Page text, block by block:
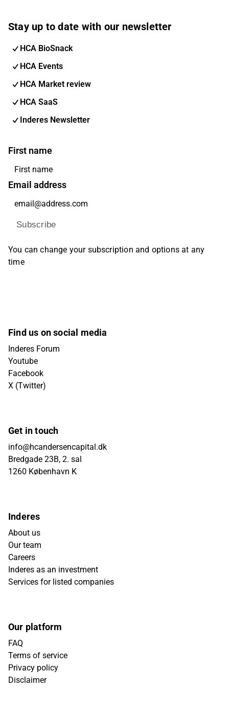
Stay up to date with our newsletter
HCA BioSnack
HCA Events
HCA Market review
HCA SaaS
Inderes Newsletter
First name
Email address
Subscribe
You can change your subscription and options at any
time
Find us on social media
Inderes Forum
Youtube
Facebook
X (Twitter)
Get in touch
info@hcandersencapital.dk
Bredgade 23B, 2. sal
1260 København K
Inderes
About us
Our team
Careers
Inderes as an investment
Services for listed companies
Our platform
FAQ
Terms of service
Privacy policy
Disclaimer